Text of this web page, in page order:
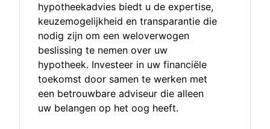
hypotheekadvies biedt u de expertise,
keuzemogelijkheid en transparantie die
nodig zijn om een weloverwogen
beslissing te nemen over uw
hypotheek. Investeer in uw financiële
toekomst door samen te werken met
een betrouwbare adviseur die alleen
uw belangen op het oog heeft.